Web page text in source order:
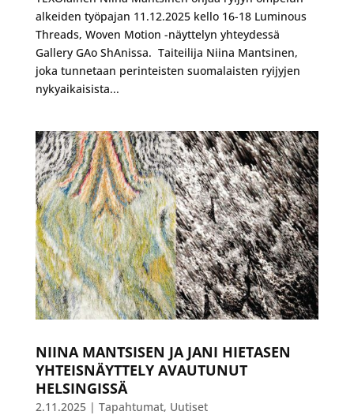
alkeiden työpajan 11.12.2025 kello 16-18 Luminous
Threads, Woven Motion -näyttelyn yhteydessä
Gallery GAo ShAnissa. Taiteilija Niina Mantsinen,
joka tunnetaan perinteisten suomalaisten ryijyjen
nykyaikaisista...
NIINA MANTSISEN JA JANI HIETASEN
YHTEISNÄYTTELY AVAUTUNUT
HELSINGISSÄ
2.11.2025| Tapahtumat, Uutiset